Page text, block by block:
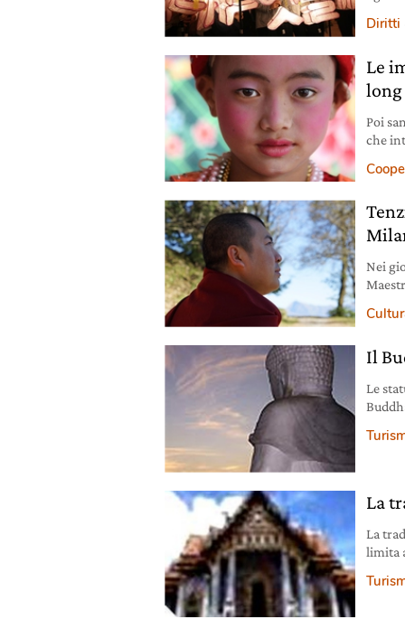
Diritti
Le
Poi
che
Nei
Il
Le
La
La
limita